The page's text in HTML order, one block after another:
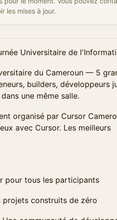
les mises à jour.
Universitaire de
du Cameroun — 5
builders, développeurs
une même salle.
organisé par Cursor
avec Cursor. Les meilleurs
pour tous les participants
projets construits de zéro